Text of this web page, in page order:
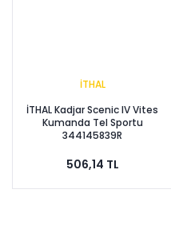
İTHAL
İTHAL Kadjar Scenic IV Vites
Kumanda Tel Sportu
344145839R
506,14 TL